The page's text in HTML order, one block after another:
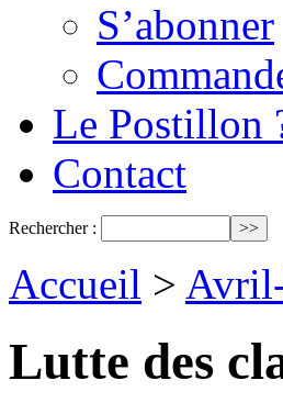
S’abonner
Le Postillon
Contact
Rechercher :
Accueil >
Lutte des